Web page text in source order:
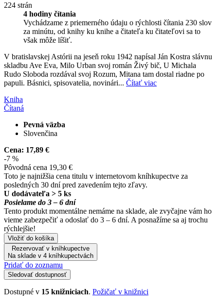
224 strán
4 hodiny čítania
Vychádzame z priemerného údaju o rýchlosti čítania 230 slov
za minútu, od knihy ku knihe a čitateľa ku čitateľovi sa to
však môže líšiť.
V bratislavskej Astórii na jeseň roku 1942 napísal Ján Kostra slávnu
skladbu Ave Eva, Milo Urban svoj román Živý bič, U Michala
Rudo Sloboda rozdával svoj Rozum, Mitana tam dostal riadne po
papuli. Básnici, spisovatelia, novinári... Čítať viac
Kniha
Čítaná
Pevná väzba
Slovenčina
Cena: 17,89 €
-7 %
Pôvodná cena 19,30 €
Toto je najnižšia cena titulu v internetovom kníhkupectve za
posledných 30 dní pred zavedením tejto zľavy.
U dodávateľa > 5 ks
Posielame do 3 – 6 dní
Tento produkt momentálne nemáme na sklade, ale zvyčajne vám ho
vieme zabezpečiť a odoslať do 3 – 6 dní. A posnažíme sa aj trochu
rýchlejšie!
Vložiť do košíka
Rezervovať v kníhkupectve
Na sklade v 4 kníhkupectvách
Pridať do zoznamu
Sledovať dostupnosť
Dostupné v 15 knižniciach. Požičať v knižnici